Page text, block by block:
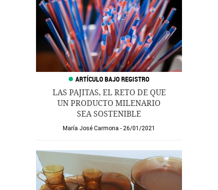
LAS PAJITAS, EL RETO DE QUE
UN PRODUCTO MILENARIO
SEA SOSTENIBLE
María José Carmona 26/01/2021